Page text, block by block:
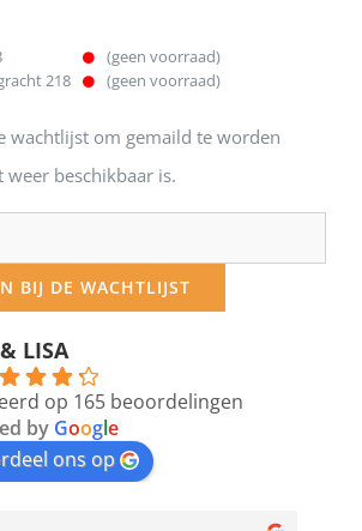
(geen voorraad)
218
(geen voorraad)
wachtlijst om gemaild te worden
beschikbaar is.
BIJ DE WACHTLIJST
LISA
op 165 beoordelingen
by Google
ons op